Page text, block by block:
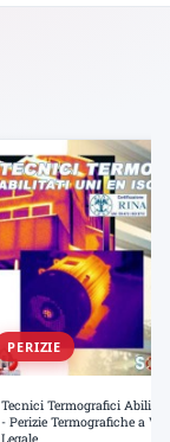
PERIZIE
Tecnici Termografici
- Perizie Termografiche a